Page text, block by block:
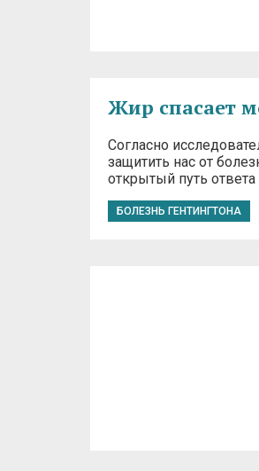
Жир спасает
Согласно
защитить нас от
открытый путь ответа
БОЛЕЗНЬ ГЕНТИНГТОНА